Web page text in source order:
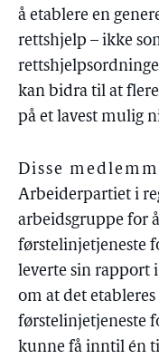
å etablere en
rettshjelp – ikke
kan bidra til at flere
på et lavest mulig
Disse
Arbeiderpartiet i
arbeidsgruppe for
førstelinjetjeneste
leverte sin rapport
om at det
førstelinjetjeneste
kunne få inntil én